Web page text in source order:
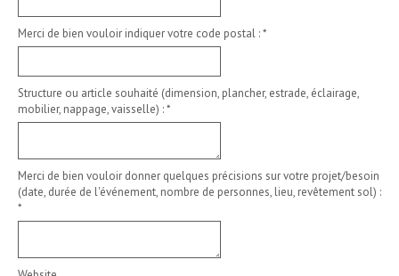
Merci de bien vouloir indiquer votre code postal :*
Structure ou article souhaité (dimension, plancher, estrade, éclairage,
mobilier, nappage, vaisselle) :*
Merci de bien vouloir donner quelques précisions sur votre projet/besoin
(date, durée de l'événement, nombre de personnes, lieu, revêtement sol) :
*